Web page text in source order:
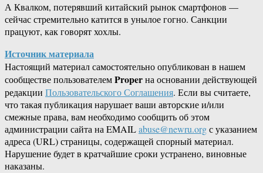
А Квалком, потерявший китайский рынок смартфонов —
сейчас стремительно катится в унылое гогно. Санкции
працуют, как говорят хохлы.
Источник материала
Настоящий материал самостоятельно опубликован в нашем
сообществе пользователемProperна основании действующей
редакции Пользовательского Соглашения. Если вы считаете,
что такая публикация нарушает ваши авторские и/или
смежные права, вам необходимо сообщить об этом
администрации сайта на EMAILabuse@newru.orgс указанием
адреса (URL) страницы, содержащей спорный материал.
Нарушение будет в кратчайшие сроки устранено, виновные
наказаны.